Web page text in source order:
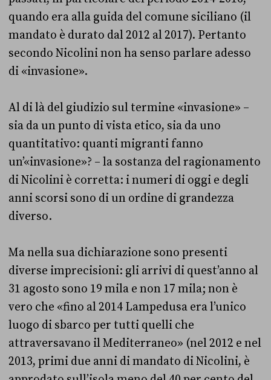
quando era alla guida del comune siciliano (il
mandato è durato dal 2012 al 2017). Pertanto
secondo Nicolini non ha senso parlare adesso
di «invasione».
Al di là del giudizio sul termine «invasione» –
sia da un punto di vista etico, sia da uno
quantitativo: quanti migranti fanno
un’«invasione»? – la sostanza del ragionamento
di Nicolini è corretta: i numeri di oggi e degli
anni scorsi sono di un ordine di grandezza
diverso.
Ma nella sua dichiarazione sono presenti
diverse imprecisioni: gli arrivi di quest’anno al
31 agosto sono 19 mila e non 17 mila; non è
vero che «fino al 2014 Lampedusa era l’unico
luogo di sbarco per tutti quelli che
attraversavano il Mediterraneo» (nel 2012 e nel
2013, primi due anni di mandato di Nicolini, è